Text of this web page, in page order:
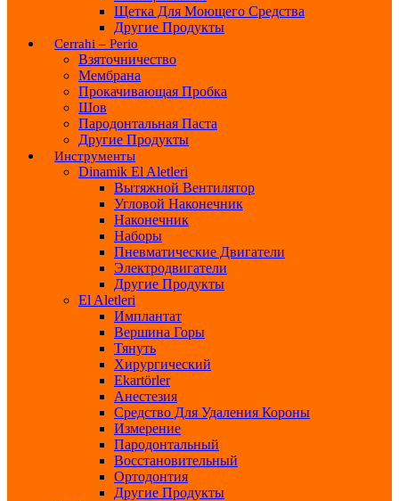
Щетка Для Моющего Средства
Другие Продукты
Cerrahi – Perio
Взяточничество
Мембрана
Прокачивающая Пробка
Шов
Пародонтальная Паста
Другие Продукты
Инструменты
Dinamik El Aletleri
Вытяжной Вентилятор
Угловой Наконечник
Наконечник
Наборы
Пневматические Двигатели
Электродвигатели
Другие Продукты
El Aletleri
Имплантат
Вершина Горы
Тянуть
Хирургический
Ekartörler
Анестезия
Средство Для Удаления Короны
Измерение
Пародонтальный
Восстановительный
Ортодонтия
Другие Продукты